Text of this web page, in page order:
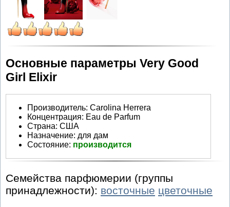
Основные параметры Very Good
Girl Elixir
Производитель: Carolina Herrera
Концентрация: Eau de Parfum
Страна: США
Назначение: для дам
Состояние: производится
Семейства парфюмерии (группы
принадлежности): восточные цветочные